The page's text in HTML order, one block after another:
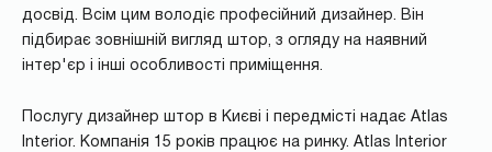
досвід. Всім цим володіє професійний дизайнер. Він
підбирає зовнішній вигляд штор, з огляду на наявний
інтер'єр і інші особливості приміщення.
Послугу дизайнер штор в Києві і передмісті надає Atlas
Interior. Компанія 15 років працює на ринку. Atlas Interior